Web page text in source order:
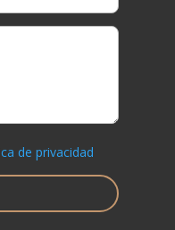
de privacidad